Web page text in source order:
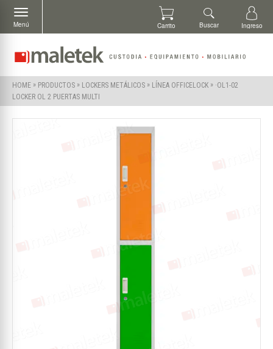
HOME » PRODUCTOS » LOCKERS METÁLICOS » LÍNEA OFFICELOCK » ·OL1-02
LOCKER OL 2 PUERTAS MULTI
Menú Carrito Buscar Ingreso